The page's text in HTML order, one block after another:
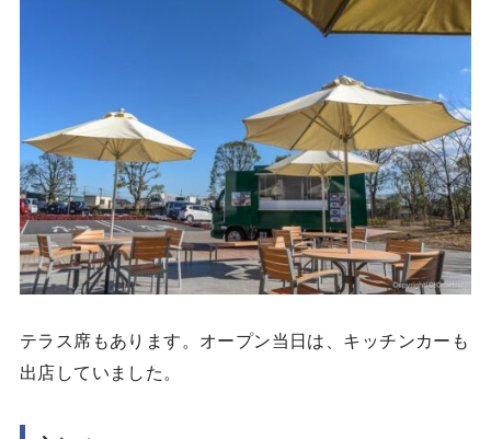
テラス席もあります。オープン当日は、キッチンカーも
出店していました。